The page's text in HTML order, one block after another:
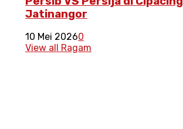
Jatinangor
10 Mei 20260
View all Ragam